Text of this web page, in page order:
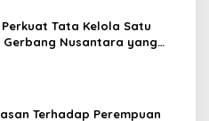
Perkuat Tata Kelola Satu
Gerbang Nusantara yang
Terhadap Perempuan